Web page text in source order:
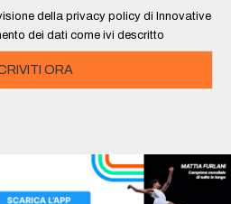
della privacy policy di Innovative
dei dati come ivi descritto
ORA